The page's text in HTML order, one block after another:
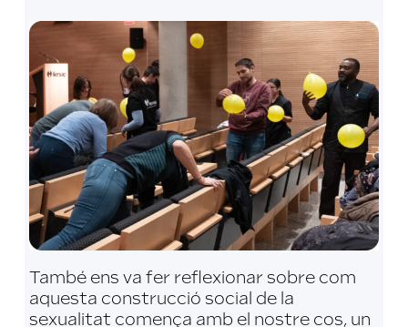
També ens va fer reflexionar sobre com
aquesta construcció social de la
sexualitat comença amb el nostre cos, un